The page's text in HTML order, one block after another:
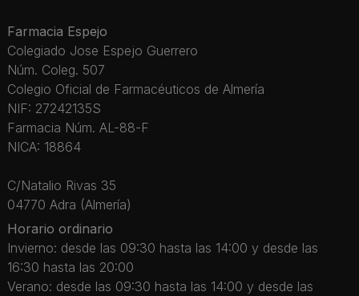
Farmacia Espejo
Colegiado Jose Espejo Guerrero
Núm. Coleg. 507
Colegio Oficial de Farmacéuticos de Almería
NIF: 27242135S
Farmacia Núm. AL-88-F
NICA: 18864
C/Natalio Rivas 35
04770 Adra (Almería)
Horario ordinario
Invierno: desde las 09:30 hasta las 14:00 y desde las
16:30 hasta las 20:00
Verano: desde las 09:30 hasta las 14:00 y desde las